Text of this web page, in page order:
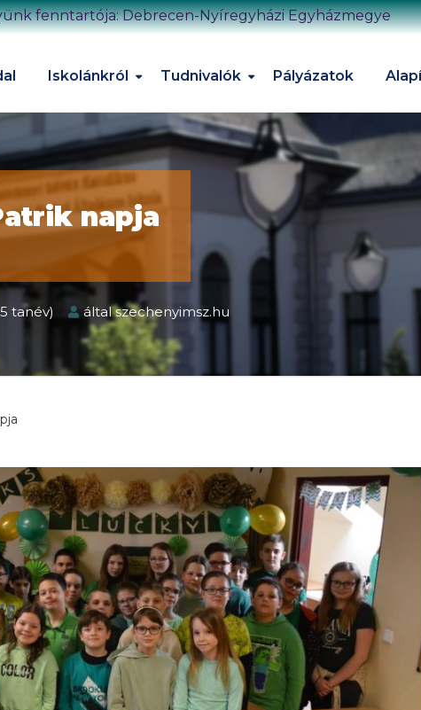
fenntartója: Debrecen-Nyíregyházi Egyházmegye
Iskolánkról Tudnivalók Pályázatok
napja
tanév) általszechenyimsz.hu